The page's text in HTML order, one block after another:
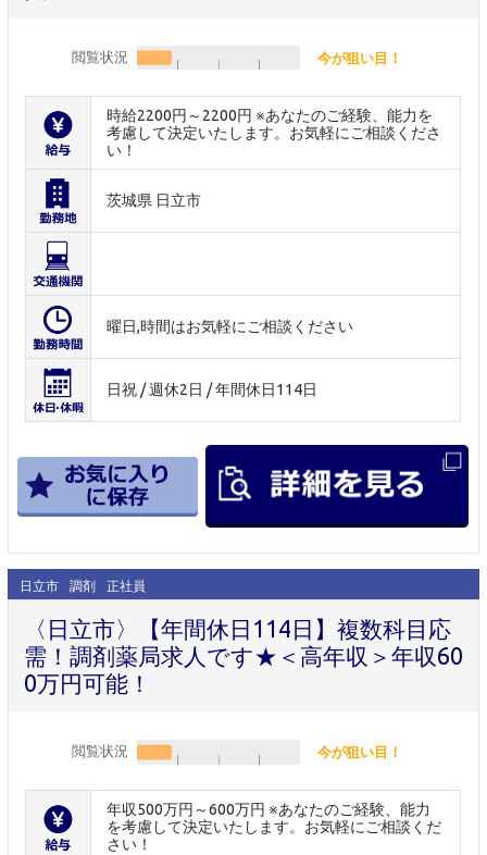
閲覧状況 今が狙い目！
時給2200円～2200円 ※あなたのご経験、能力を
考慮して決定いたします。お気軽にご相談くださ
い！
茨城県 日立市
曜日,時間はお気軽にご相談ください
日祝 / 週休2日 / 年間休日114日
日立市 調剤 正社員
〈日立市〉【年間休日114日】複数科目応
需！調剤薬局求人です★＜高年収＞年収60
0万円可能！
閲覧状況 今が狙い目！
年収500万円～600万円 ※あなたのご経験、能力
を考慮して決定いたします。お気軽にご相談くだ
さい！